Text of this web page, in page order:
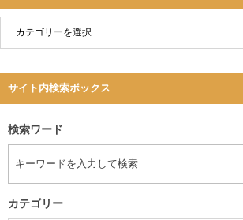
サイト内検索ボックス
検索ワード
カテゴリー